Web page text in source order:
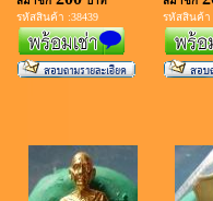
รหัสสินค้า :38439
รหัสสินค้า